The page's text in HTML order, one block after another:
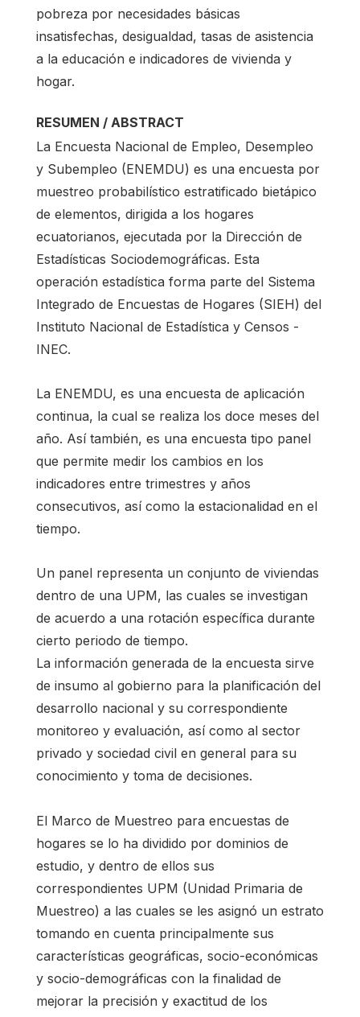
pobreza por necesidades básicas
insatisfechas, desigualdad, tasas de asistencia
a la educación e indicadores de vivienda y
hogar.
RESUMEN / ABSTRACT
La Encuesta Nacional de Empleo, Desempleo
y Subempleo (ENEMDU) es una encuesta por
muestreo probabilístico estratificado bietápico
de elementos, dirigida a los hogares
ecuatorianos, ejecutada por la Dirección de
Estadísticas Sociodemográficas. Esta
operación estadística forma parte del Sistema
Integrado de Encuestas de Hogares (SIEH) del
Instituto Nacional de Estadística y Censos -
INEC.
La ENEMDU, es una encuesta de aplicación
continua, la cual se realiza los doce meses del
año. Así también, es una encuesta tipo panel
que permite medir los cambios en los
indicadores entre trimestres y años
consecutivos, así como la estacionalidad en el
tiempo.
Un panel representa un conjunto de viviendas
dentro de una UPM, las cuales se investigan
de acuerdo a una rotación específica durante
cierto periodo de tiempo.
La información generada de la encuesta sirve
de insumo al gobierno para la planificación del
desarrollo nacional y su correspondiente
monitoreo y evaluación, así como al sector
privado y sociedad civil en general para su
conocimiento y toma de decisiones.
El Marco de Muestreo para encuestas de
hogares se lo ha dividido por dominios de
estudio, y dentro de ellos sus
correspondientes UPM (Unidad Primaria de
Muestreo) a las cuales se les asignó un estrato
tomando en cuenta principalmente sus
características geográficas, socio-económicas
y socio-demográficas con la finalidad de
mejorar la precisión y exactitud de los